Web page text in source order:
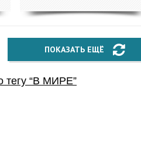
ПОКАЗАТЬ ЕЩЁ
“В МИРЕ”